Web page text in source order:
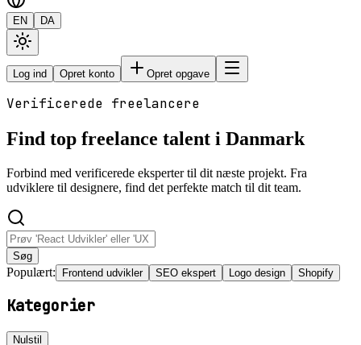
EN DA
Log ind Opret konto Opret opgave
Verificerede freelancere
Find top freelance talent i Danmark
Forbind med verificerede eksperter til dit næste projekt. Fra
udviklere til designere, find det perfekte match til dit team.
Søg
Populært: Frontend udvikler SEO ekspert Logo design Shopify
Kategorier
Nulstil